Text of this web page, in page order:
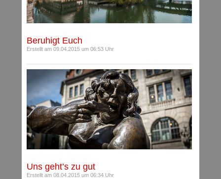
Beruhigt Euch
Erstellt am 09.04.2015 um 06:53 Uhr
Uns geht’s zu gut
Erstellt am 08.04.2015 um 06:34 Uhr